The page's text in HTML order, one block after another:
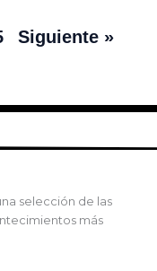
Siguiente »
selección de las
más